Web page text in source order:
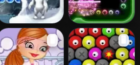
Yeti Bubbles Touch The
Bubbles 4